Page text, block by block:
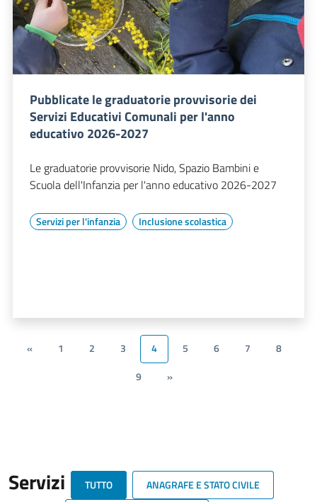
Pubblicate le graduatorie provvisorie dei
Servizi Educativi Comunali per l'anno
educativo 2026-2027
Le graduatorie provvisorie Nido, Spazio Bambini e
Scuola dell'Infanzia per l'anno educativo 2026-2027
Servizi per l'infanzia Inclusione scolastica
« 1 2 3 4 5 6 7
8
9
»
Servizi TUTTO
ANAGRAFE E STATO CIVILE